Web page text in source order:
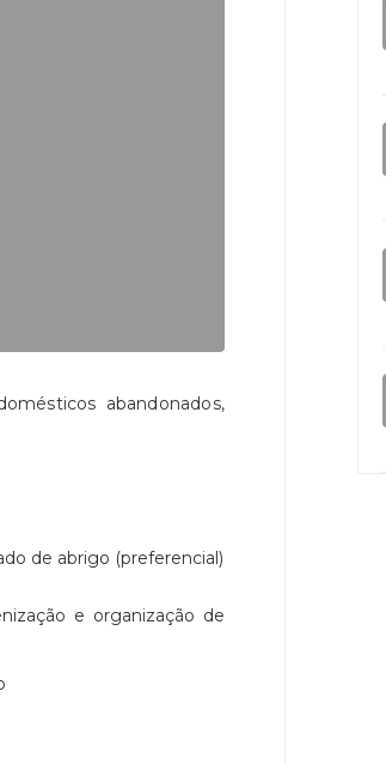
abandonados,
de abrigo (preferencial)
e organização de